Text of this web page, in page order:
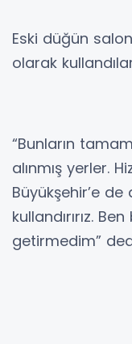
Eski düğün
olarak
“Bunların
alınmış yerler.
Büyükşehir’e
kullandırırız.
getirmedim”